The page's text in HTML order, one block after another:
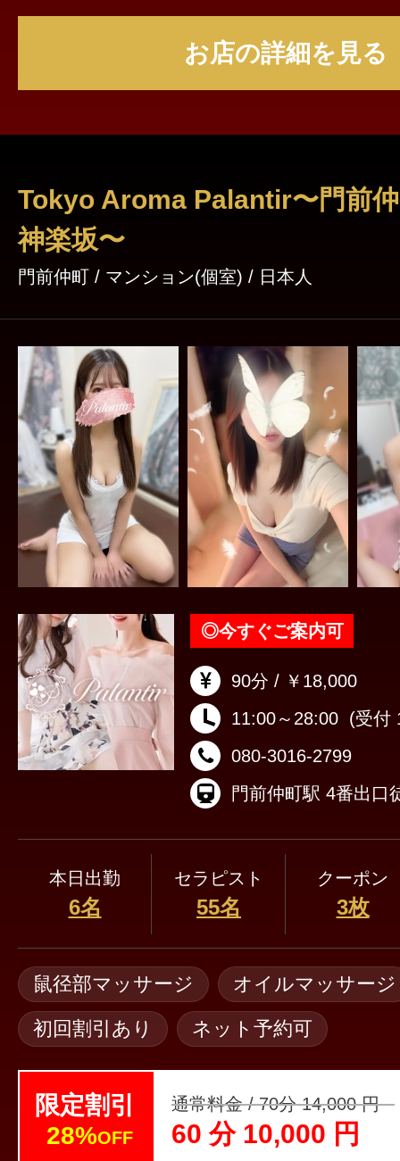
お店の詳細を見る
Tokyo Aroma Palantir〜門前
神楽坂〜
門前仲町 / マンション(個室) / 日本人
◎今すぐご案内可
90分 / ￥18,000
11:00～28:00 (受付
080-3016-2799
門前仲町駅 4番出口
本日出勤
6名
セラピスト
55名
クーポン
3枚
鼠径部マッサージ
オイルマッサージ
初回割引あり
ネット予約可
限定割引
28%OFF
通常料金 / 70分 14,000 円
60 分 10,000 円